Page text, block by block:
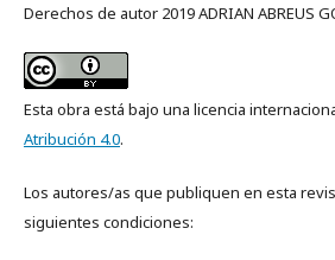
Derechos de autor 2019 ADRIAN ABREUS
Esta obra está bajo una licencia
Atribución 4.0.
Los autores/as que publiquen en esta
siguientes condiciones: